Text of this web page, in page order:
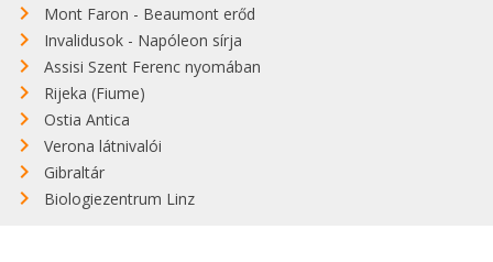
Mont Faron - Beaumont erőd
Invalidusok - Napóleon sírja
Assisi Szent Ferenc nyomában
Rijeka (Fiume)
Ostia Antica
Verona látnivalói
Gibraltár
Biologiezentrum Linz